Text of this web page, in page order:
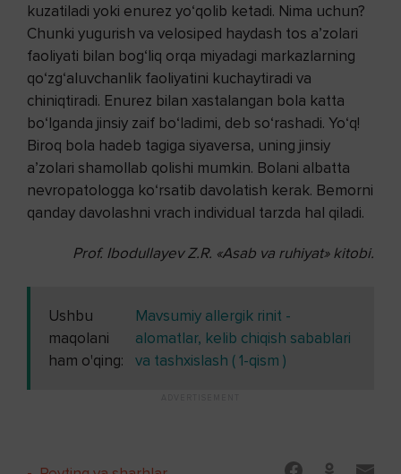
kuzatiladi yoki enurez yo‘qolib ketadi. Nima uchun?
Chunki yugurish va velosiped haydash tos a’zolari
faoliyati bilan bog‘liq orqa miyadagi markazlarning
qo‘zg‘aluvchanlik faoliyatini kuchaytiradi va
chiniqtiradi. Enurez bilan xastalangan bola katta
bo‘lganda jinsiy zaif bo‘ladimi, deb so‘rashadi. Yo‘q!
Biroq bola hadeb tagiga siyaversa, uning jinsiy
a’zolari shamollab qolishi mumkin. Bolani albatta
nevropatologga ko‘rsatib davolatish kerak. Bemorni
qanday davolashni vrach individual tarzda hal qiladi.
Prof. Ibodullayev Z.R. «Asab va ruhiyat» kitobi.
Ushbu
maqolani
ham o'qing:
Mavsumiy allergik rinit -
alomatlar, kelib chiqish sabablari
va tashxislash ( 1-qism )